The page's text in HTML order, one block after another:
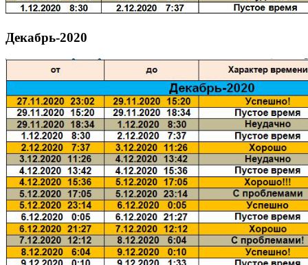
Декабрь-2020